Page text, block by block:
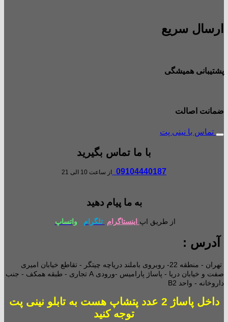
ارسال سریع
پشتیبانی همیشگی
ضمانت اصالت
تماس با نینی پت
با ما تماس بگیرید
09104440187 از ساعت 10 الی 21
به ما پیام دهید
از طریق اپ اینستاگرام تلگرام واتساپ
آدرس :
تهران - منطقه 22- روبروی باملند دریاچه چیتگر - تقاطع خیابان امیری
صفت و خیابان دریا - پاساژ پارامیس -ورودی A تجاری -
طبقه همکف - جنب
داروخانه - واحد B2
داخل پاساژ 2 عدد پتشاپ هست به تابلو نینی پت
توجه کنید